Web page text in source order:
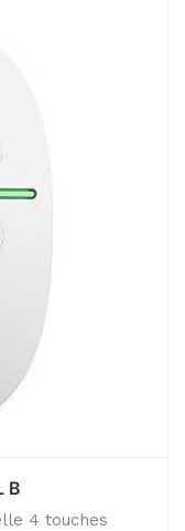
B
4 touches